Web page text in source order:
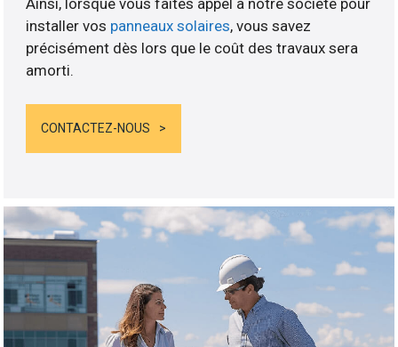
installer vos panneaux solaires, vous savez
précisément dès lors que le coût des travaux sera
amorti.
CONTACTEZ-NOUS